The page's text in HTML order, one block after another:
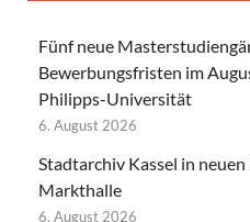
Fünf neue
Bewerbungsfristen im
Philipps-Universität
6. August 2026
Stadtarchiv Kassel in
Markthalle
6. August 2026